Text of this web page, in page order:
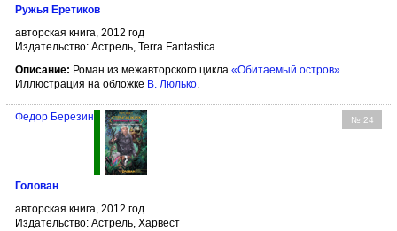
Ружья Еретиков
авторская книга, 2012 год
Издательство: Астрель, Terra Fantastica
Описание: Роман из межавторского цикла «Обитаемый остров».
Иллюстрация на обложке В. Люлько.
№ 24
Федор Березин
Голован
авторская книга, 2012 год
Издательство: Астрель, Харвест